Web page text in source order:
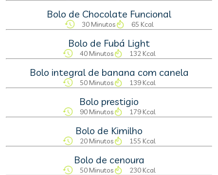
Bolo de Chocolate Funcional
30 Minutos 65 Kcal
Bolo de Fubá Light
40 Minutos 132 Kcal
Bolo integral de banana com canela
50 Minutos 139 Kcal
Bolo prestigio
90 Minutos 179 Kcal
Bolo de Kimilho
20 Minutos 155 Kcal
Bolo de cenoura
50 Minutos 230 Kcal